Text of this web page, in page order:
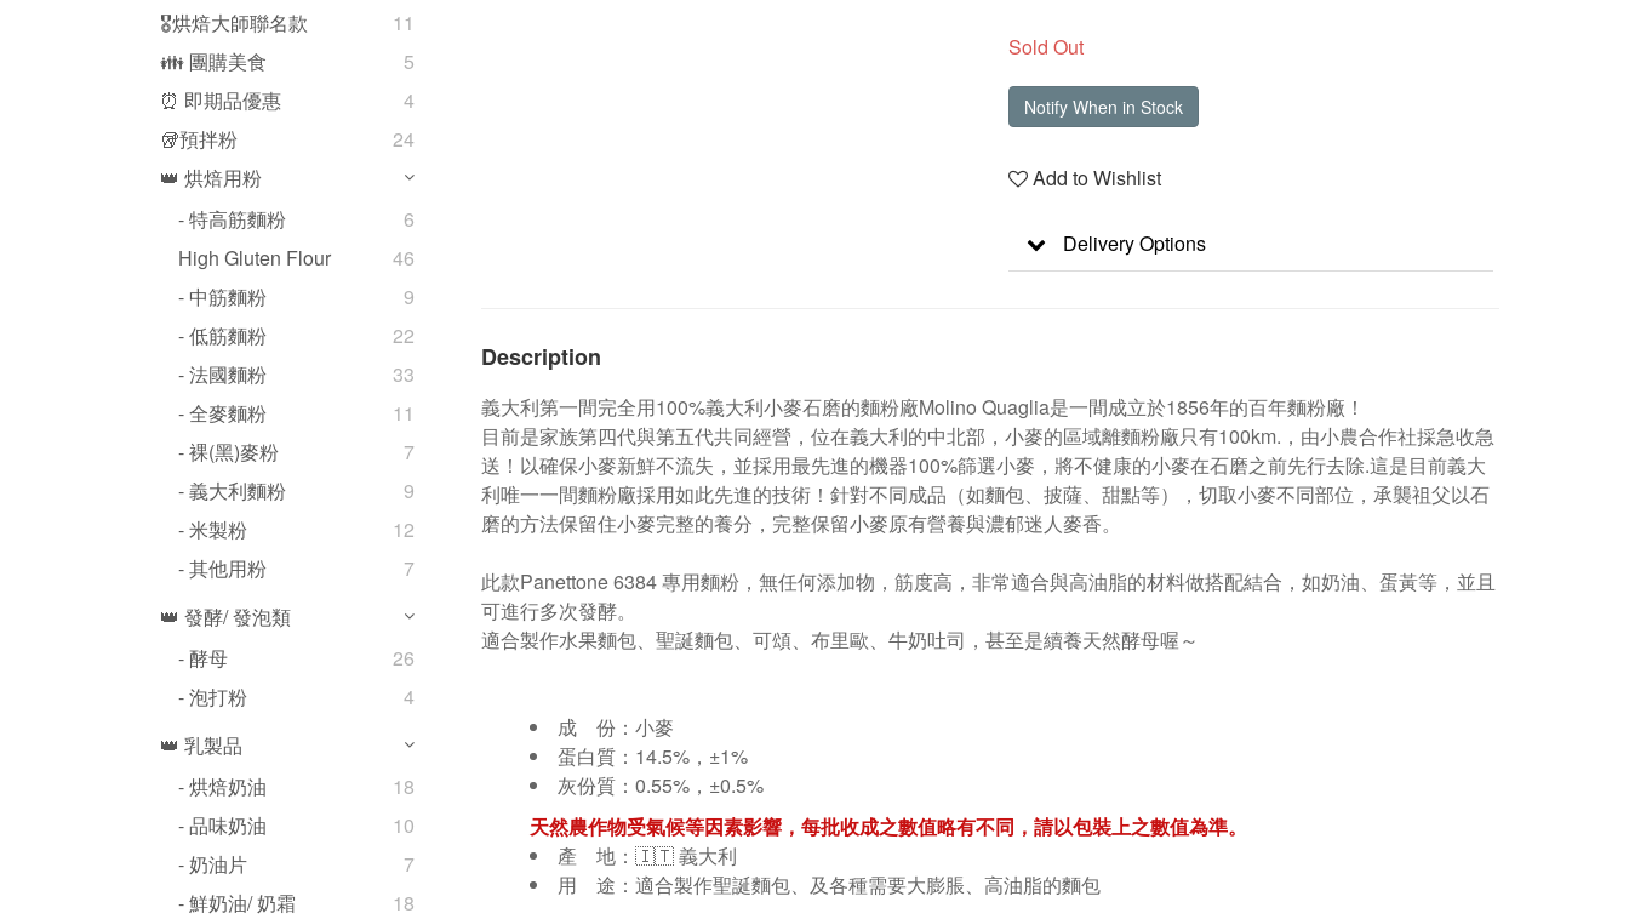
🎖️烘焙大師聯名款
11
👪 團購美食
5
⏰ 即期品優惠
4
🥡預拌粉
24
👑 烘焙用粉
- 特高筋麵粉
6
High Gluten Flour
46
- 中筋麵粉
9
- 低筋麵粉
22
- 法國麵粉
33
- 全麥麵粉
11
- 裸(黑)麥粉
7
- 義大利麵粉
9
- 米製粉
12
- 其他用粉
7
👑 發酵/ 發泡類
- 酵母
26
- 泡打粉
4
👑 乳製品
- 烘焙奶油
18
- 品味奶油
10
- 奶油片
7
- 鮮奶油/ 奶霜
18
Sold Out
Notify When in Stock
Add to Wishlist
Delivery Options
Description
義大利第一間完全用100%義大利小麥石磨的麵粉廠Molino Quaglia是一間成立於1856年的百年麵粉廠！
目前是家族第四代與第五代共同經營，位在義大利的中北部，小麥的區域離麵粉廠只有100km.，由小農合作社採急收急
送！以確保小麥新鮮不流失，並採用最先進的機器100%篩選小麥，將不健康的小麥在石磨之前先行去除.這是目前義大
利唯一一間麵粉廠採用如此先進的技術！針對不同成品（如麵包、披薩、甜點等），切取小麥不同部位，承襲祖父以石
磨的方法保留住小麥完整的養分，完整保留小麥原有營養與濃郁迷人麥香。
此款Panettone 6384 專用麵粉，無任何添加物，筋度高，非常適合與高油脂的材料做搭配結合，如奶油、蛋黃等，並且
可進行多次發酵。
適合製作水果麵包、聖誕麵包、可頌、布里歐、牛奶吐司，甚至是續養天然酵母喔～
成 份：小麥
蛋白質：14.5%，±1%
灰份質：0.55%，±0.5%
天然農作物受氣候等因素影響，每批收成之數值略有不同，請以包裝上之數值為準。
產 地：🇮🇹 義大利
用 途：適合製作聖誕麵包、及各種需要大膨脹、高油脂的麵包